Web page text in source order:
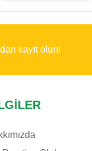
kayıt olun!